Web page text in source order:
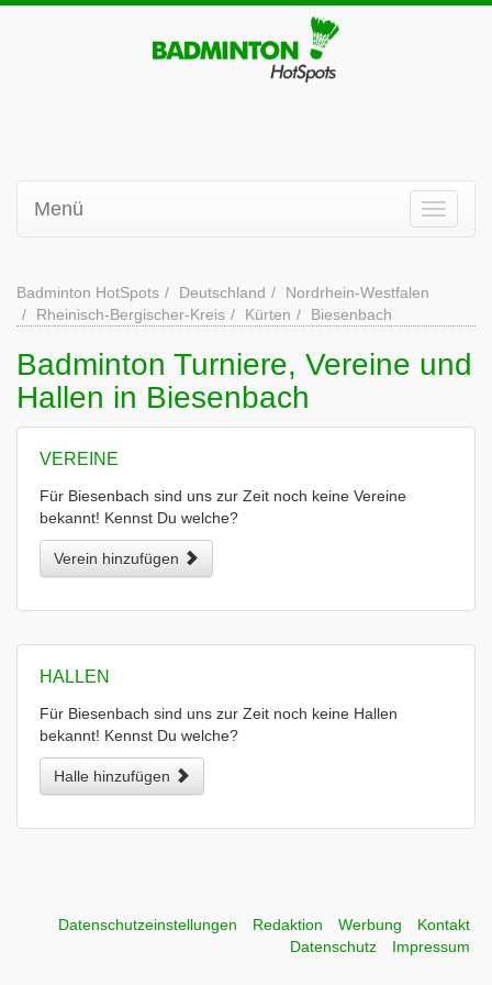
Menü
Badminton HotSpots Deutschland
Nordrhein-Westfalen
Rheinisch-Bergischer-Kreis
Kürten Biesenbach
Badminton Turniere, Vereine und
Hallen in Biesenbach
VEREINE
Für Biesenbach sind uns zur Zeit noch keine Vereine
bekannt! Kennst Du welche?
Verein hinzufügen
HALLEN
Für Biesenbach sind uns zur Zeit noch keine Hallen
bekannt! Kennst Du welche?
Halle hinzufügen
Datenschutzeinstellungen Redaktion Werbung
Kontakt
Datenschutz
Impressum